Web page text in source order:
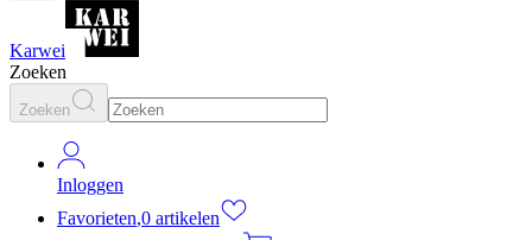
Karwei
Zoeken
Zoeken
Inloggen
Favorieten,0 artikelen